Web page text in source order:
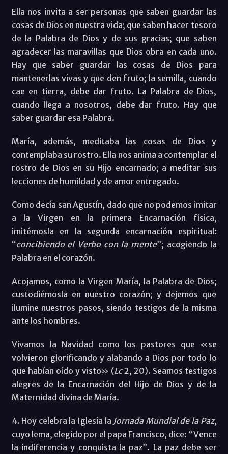
Ella nos invita a ser personas que saben guardar las
cosas de Dios en nuestra vida; que saben hacer tesoro
de la Palabra de Dios y de sus gracias; que saben
agradecer las maravillas que Dios obra en cada uno.
Hay que saber guardar las cosas de Dios para
mantenerlas vivas y que den fruto; la semilla, cuando
cae en tierra, debe dar fruto. La Palabra de Dios,
cuando llega a nosotros, debe dar fruto. Hay que
saber guardar esa Palabra.
María, además, meditaba las cosas de Dios y
contemplaba su rostro. Ella nos anima a contemplar el
rostro de Dios en su Hijo encarnado; a meditar sus
lecciones de humildad y de amor entregado.
Como decía san Agustín, dado que no podemos imitar
a la Virgen en la primera Encarnación física,
imitémosla en la segunda encarnación espiritual:
“concibiendo el Verbo con la mente”; acogiendo la
Palabra en el corazón.
Acojamos, como la Virgen María, la Palabra de Dios;
custodiémosla en nuestro corazón; y dejemos que
ilumine nuestros pasos, siendo testigos de la misma
ante los hombres.
Vivamos la Navidad como los pastores que «se
volvieron glorificando y alabando a Dios por todo lo
que habían oído y visto» (Lc2, 20). Seamos testigos
alegres de la Encarnación del Hijo de Dios y de la
Maternidad divina de María.
4. Hoy celebra la Iglesia la Jornada Mundial de la Paz,
cuyo lema, elegido por el papa Francisco, dice: “Vence
la indiferencia y conquista la paz”. La paz debe ser